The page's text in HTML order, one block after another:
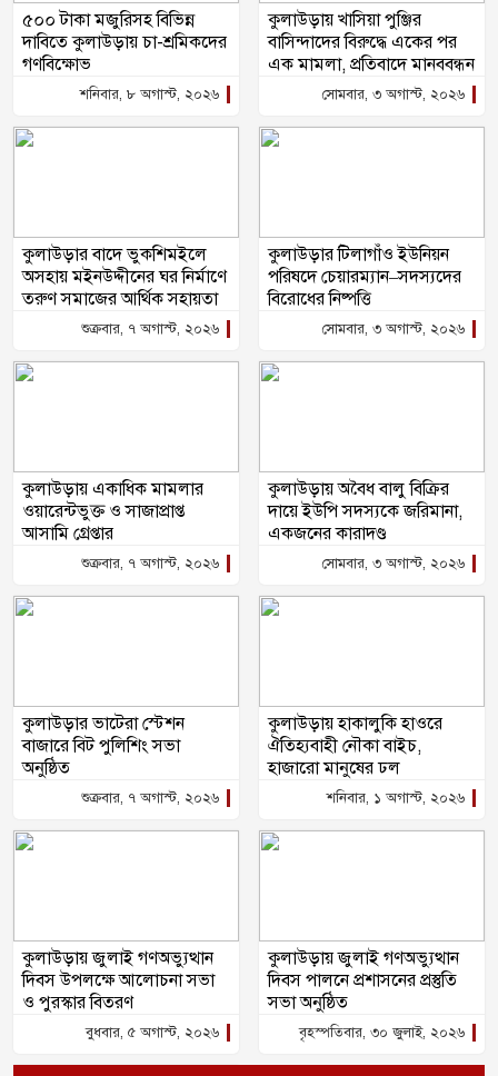
৫০০ টাকা মজুরিসহ বিভিন্ন
দাবিতে কুলাউড়ায় চা-শ্রমিকদের
গণবিক্ষোভ
শনিবার, ৮ অগাস্ট, ২০২৬
কুলাউড়ার বাদে ভুকশিমইলে
অসহায় মইনউদ্দীনের ঘর নির্মাণে
তরুণ সমাজের আর্থিক সহায়তা
শুক্রবার, ৭ অগাস্ট, ২০২৬
কুলাউড়ায় একাধিক মামলার
ওয়ারেন্টভুক্ত ও সাজাপ্রাপ্ত
আসামি গ্রেপ্তার
শুক্রবার, ৭ অগাস্ট, ২০২৬
কুলাউড়ার ভাটেরা স্টেশন
বাজারে বিট পুলিশিং সভা
অনুষ্ঠিত
শুক্রবার, ৭ অগাস্ট, ২০২৬
কুলাউড়ায় জুলাই গণঅভ্যুত্থান
দিবস উপলক্ষে আলোচনা সভা
ও পুরস্কার বিতরণ
বুধবার, ৫ অগাস্ট, ২০২৬
কুলাউড়ায় খাসিয়া পুঞ্জির
বাসিন্দাদের বিরুদ্ধে একের পর
এক মামলা, প্রতিবাদে মানববন্ধন
সোমবার, ৩ অগাস্ট, ২০২৬
কুলাউড়ার টিলাগাঁও ইউনিয়ন
পরিষদে চেয়ারম্যান–সদস্যদের
বিরোধের নিষ্পত্তি
সোমবার, ৩ অগাস্ট, ২০২৬
কুলাউড়ায় অবৈধ বালু বিক্রির
দায়ে ইউপি সদস্যকে জরিমানা,
একজনের কারাদণ্ড
সোমবার, ৩ অগাস্ট, ২০২৬
কুলাউড়ায় হাকালুকি হাওরে
ঐতিহ্যবাহী নৌকা বাইচ,
হাজারো মানুষের ঢল
শনিবার, ১ অগাস্ট, ২০২৬
কুলাউড়ায় জুলাই গণঅভ্যুত্থান
দিবস পালনে প্রশাসনের প্রস্তুতি
সভা অনুষ্ঠিত
বৃহস্পতিবার, ৩০ জুলাই, ২০২৬